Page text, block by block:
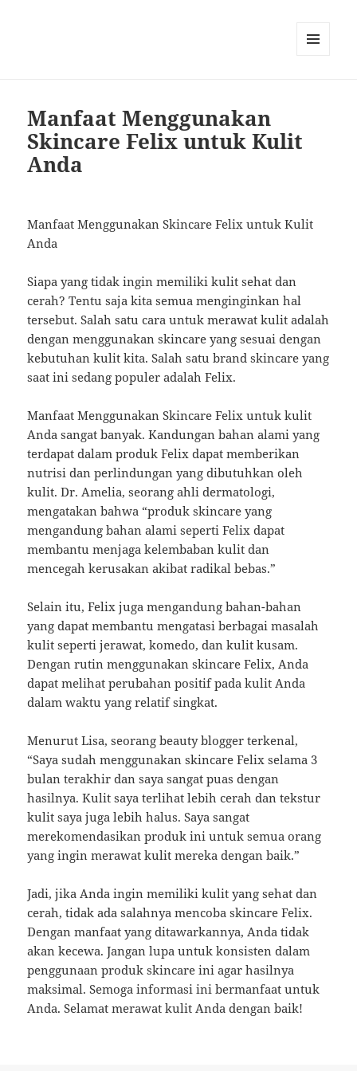
Manfaat Menggunakan
Skincare Felix untuk Kulit
Anda
Manfaat Menggunakan Skincare Felix untuk Kulit
Anda
Siapa yang tidak ingin memiliki kulit sehat dan
cerah? Tentu saja kita semua menginginkan hal
tersebut. Salah satu cara untuk merawat kulit adalah
dengan menggunakan skincare yang sesuai dengan
kebutuhan kulit kita. Salah satu brand skincare yang
saat ini sedang populer adalah Felix.
Manfaat Menggunakan Skincare Felix untuk kulit
Anda sangat banyak. Kandungan bahan alami yang
terdapat dalam produk Felix dapat memberikan
nutrisi dan perlindungan yang dibutuhkan oleh
kulit. Dr. Amelia, seorang ahli dermatologi,
mengatakan bahwa “produk skincare yang
mengandung bahan alami seperti Felix dapat
membantu menjaga kelembaban kulit dan
mencegah kerusakan akibat radikal bebas.”
Selain itu, Felix juga mengandung bahan-bahan
yang dapat membantu mengatasi berbagai masalah
kulit seperti jerawat, komedo, dan kulit kusam.
Dengan rutin menggunakan skincare Felix, Anda
dapat melihat perubahan positif pada kulit Anda
dalam waktu yang relatif singkat.
Menurut Lisa, seorang beauty blogger terkenal,
“Saya sudah menggunakan skincare Felix selama 3
bulan terakhir dan saya sangat puas dengan
hasilnya. Kulit saya terlihat lebih cerah dan tekstur
kulit saya juga lebih halus. Saya sangat
merekomendasikan produk ini untuk semua orang
yang ingin merawat kulit mereka dengan baik.”
Jadi, jika Anda ingin memiliki kulit yang sehat dan
cerah, tidak ada salahnya mencoba skincare Felix.
Dengan manfaat yang ditawarkannya, Anda tidak
akan kecewa. Jangan lupa untuk konsisten dalam
penggunaan produk skincare ini agar hasilnya
maksimal. Semoga informasi ini bermanfaat untuk
Anda. Selamat merawat kulit Anda dengan baik!